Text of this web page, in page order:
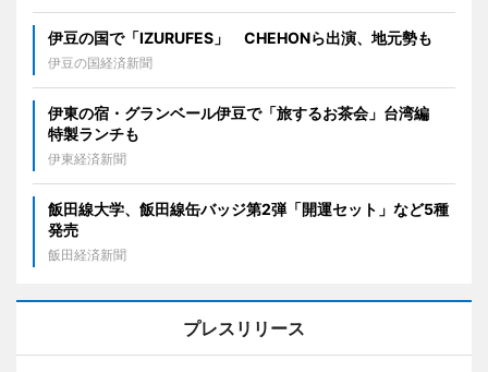
伊豆の国で「IZURUFES」 CHEHONら出演、地元勢も
伊豆の国経済新聞
伊東の宿・グランベール伊豆で「旅するお茶会」台湾編
特製ランチも
伊東経済新聞
飯田線大学、飯田線缶バッジ第2弾「開運セット」など5種
発売
飯田経済新聞
プレスリリース